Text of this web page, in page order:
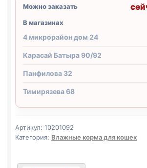
Можно заказать
В магазинах
4 микрорайон дом 24
Карасай Батыра 90/92
Панфилова 32
Тимирязева 68
Артикул: 10201092
Категория: Влажные корма для кошек